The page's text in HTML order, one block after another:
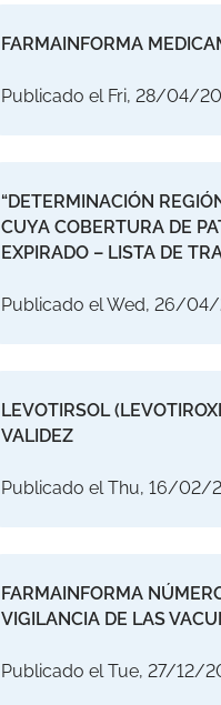
FARMAINFORMA
Publicado el Fri, 28/04/
“DETERMINACIÓN
CUYA COBERTURA DE
EXPIRADO – LISTA DE
Publicado el Wed, 26/04/
LEVOTIRSOL
VALIDEZ
Publicado el Thu, 16/02/
FARMAINFORMA
VIGILANCIA DE LAS
Publicado el Tue, 27/12/